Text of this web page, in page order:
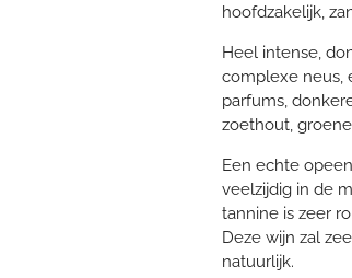
hoofdzakelijk,
Heel intense,
complexe neus,
parfums,
zoethout,
Een echte
veelzijdig in de
tannine is zeer
Deze wijn zal
natuurlijk.